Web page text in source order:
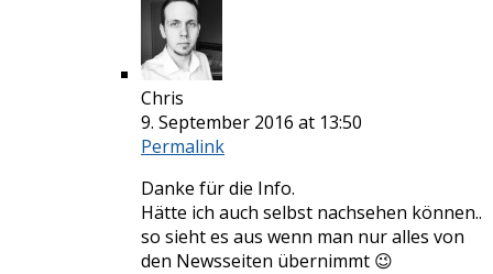
Chris
9. September 2016 at 13:50
Permalink
Danke für die Info.
Hätte ich auch selbst nachsehen können..
so sieht es aus wenn man nur alles von
den Newsseiten übernimmt 😉